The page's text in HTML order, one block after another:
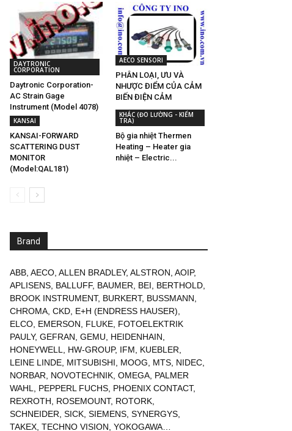
DAYTRONIC
CORPORATION
Daytronic Corporation-
AC Strain Gage
Instrument (Model 4078)
AECO SENSORI
PHÂN LOẠI, ƯU VÀ
NHƯỢC ĐIỂM CỦA CẢM
BIẾN ĐIỆN CẢM
KANSAI
KANSAI-FORWARD
SCATTERING DUST
MONITOR
(Model:QAL181)
KHÁC (ĐO LƯỜNG - KIỂM
TRA)
Bộ gia nhiệt Thermen
Heating – Heater gia
nhiệt – Electric...
Brand
ABB AECO ALLEN BRADLEY, ALSTRON AOIP,
APLISENS BALLUFF, BAUMER BEI BERTHOLD
BROOK INSTRUMENT, BURKERT, BUSSMANN
CHROMA CKD E+H (ENDRESS HAUSER)
ELCO EMERSON FLUKE FOTOELEKTRIK
PAULY, GEFRAN GEMU HEIDENHAIN
HONEYWELL
HW-GROUP, IFM KUEBLER
LEINE LINDE MITSUBISHI MOOG MTS NIDEC
NORBAR
NOVOTECHNIK OMEGA PALMER
WAHL
PEPPERL FUCHS PHOENIX CONTACT,
REXROTH
ROSEMOUNT, ROTORK
SCHNEIDER SICK SIEMENS SYNERGYS
TAKEX TECHNO VISION YOKOGAWA